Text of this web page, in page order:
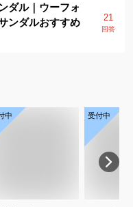
ダル｜ウーフォ
ンダルおすすめ
21
回答
中 受付中